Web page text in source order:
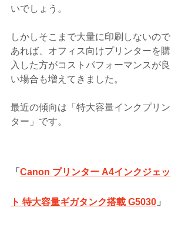
いでしょう。
しかしそこまで大量に印刷しないので
あれば、オフィス向けプリンターを購
入した方がコストパフォーマンスが良
い場合も増えてきました。
最近の傾向は「特大容量インクプリン
ター」です。
「 Canon プリンター A4インクジェッ
ト 特大容量ギガタンク搭載 G5030 」